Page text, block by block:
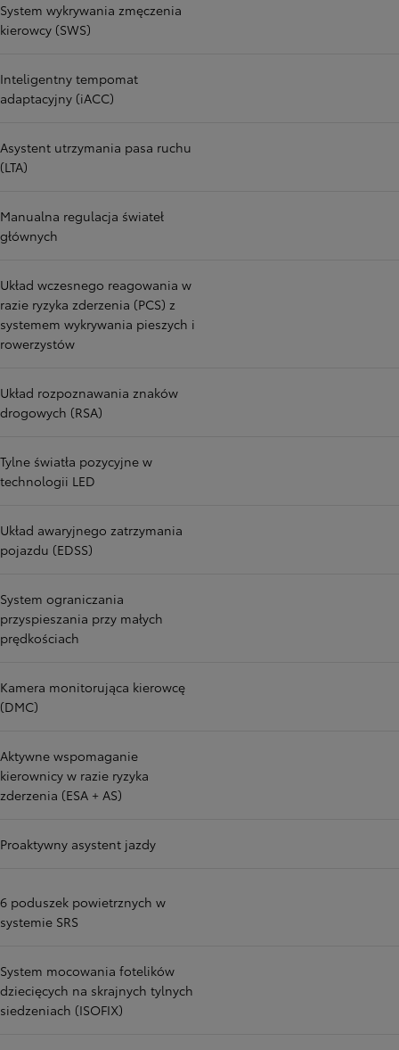
System wykrywania zmęczenia
kierowcy (SWS)
Inteligentny tempomat
adaptacyjny (iACC)
Asystent utrzymania pasa ruchu
(LTA)
Manualna regulacja świateł
głównych
Układ wczesnego reagowania w
razie ryzyka zderzenia (PCS) z
systemem wykrywania pieszych i
rowerzystów
Układ rozpoznawania znaków
drogowych (RSA)
Tylne światła pozycyjne w
technologii LED
Układ awaryjnego zatrzymania
pojazdu (EDSS)
System ograniczania
przyspieszania przy małych
prędkościach
Kamera monitorująca kierowcę
(DMC)
Aktywne wspomaganie
kierownicy w razie ryzyka
zderzenia (ESA + AS)
Proaktywny asystent jazdy
6 poduszek powietrznych w
systemie SRS
System mocowania fotelików
dziecięcych na skrajnych tylnych
siedzeniach (ISOFIX)